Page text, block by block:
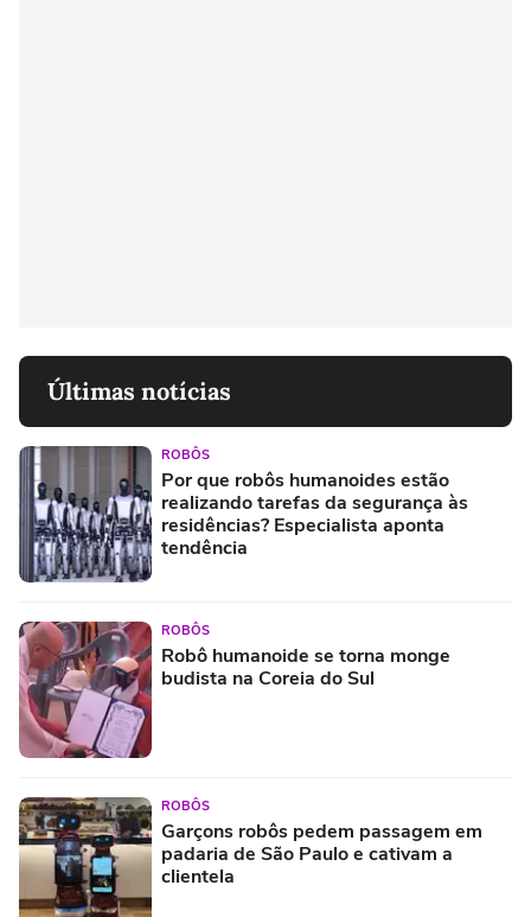
Últimas notícias
ROBÔS
Por que robôs humanoides estão
realizando tarefas da segurança às
residências? Especialista aponta
tendência
ROBÔS
Robô humanoide se torna monge
budista na Coreia do Sul
ROBÔS
Garçons robôs pedem passagem em
padaria de São Paulo e cativam a
clientela